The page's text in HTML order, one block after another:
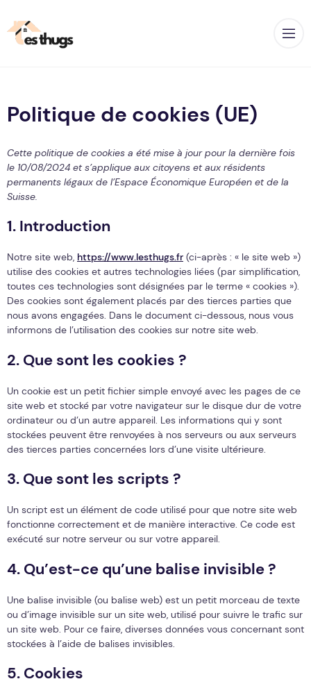
Politique de cookies (UE)
Cette politique de cookies a été mise à jour pour la dernière fois
le 10/08/2024 et s’applique aux citoyens et aux résidents
permanents légaux de l’Espace Économique Européen et de la
Suisse.
1. Introduction
Notre site web, https://www.lesthugs.fr (ci-après : « le site web »)
utilise des cookies et autres technologies liées (par simplification,
toutes ces technologies sont désignées par le terme « cookies »).
Des cookies sont également placés par des tierces parties que
nous avons engagées. Dans le document ci-dessous, nous vous
informons de l’utilisation des cookies sur notre site web.
2. Que sont les cookies ?
Un cookie est un petit fichier simple envoyé avec les pages de ce
site web et stocké par votre navigateur sur le disque dur de votre
ordinateur ou d’un autre appareil. Les informations qui y sont
stockées peuvent être renvoyées à nos serveurs ou aux serveurs
des tierces parties concernées lors d’une visite ultérieure.
3. Que sont les scripts ?
Un script est un élément de code utilisé pour que notre site web
fonctionne correctement et de manière interactive. Ce code est
exécuté sur notre serveur ou sur votre appareil.
4. Qu’est-ce qu’une balise invisible ?
Une balise invisible (ou balise web) est un petit morceau de texte
ou d’image invisible sur un site web, utilisé pour suivre le trafic sur
un site web. Pour ce faire, diverses données vous concernant sont
stockées à l’aide de balises invisibles.
5. Cookies